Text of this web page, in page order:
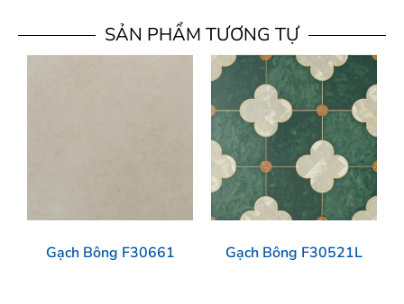
SẢN PHẨM TƯƠNG TỰ
Gạch Bông F30661 Gạch Bông F30521L